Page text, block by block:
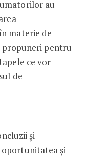
au
materie de
propuneri pentru
ce vor
de
şi
şi